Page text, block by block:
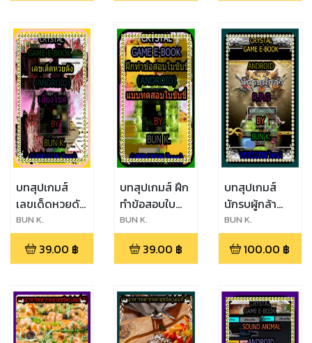
(android)
บทสุปเกมส์
เลขเด็ดหวยดัง
ประเภทเกมส์
เสี่ยง
โชค(android)
BUN K.
39.00 ฿
บทสุปเกมส์ ฝึก
ทำข้อสอบใบ
ขับขี่ ประเภท
เกมส์ แบบ
ทดสอบใบ
BUN K.
39.00 ฿
บทสุปเกมส์
นักรบผู้กล้า
ประเภทเกมส์
R.P.G.
(android)
BUN K.
100.00 ฿